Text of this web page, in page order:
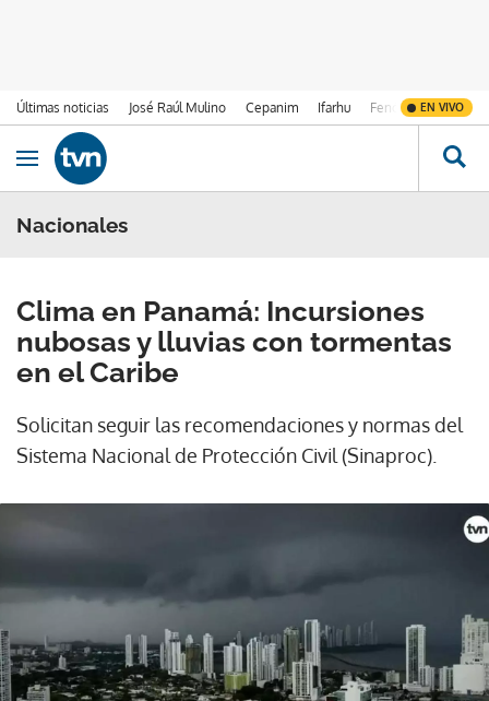
Últimas noticias José Raúl Mulino Cepanim Ifarhu Fenómeno de El
EN VIVO
Ir al contenido
Obrir navegació
Nacionales
Clima en Panamá: Incursiones
nubosas y lluvias con tormentas
en el Caribe
Solicitan seguir las recomendaciones y normas del
Sistema Nacional de Protección Civil (Sinaproc).